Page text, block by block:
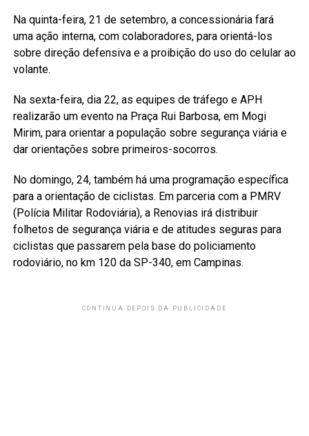
Na quinta-feira, 21 de setembro, a concessionária fará
uma ação interna, com colaboradores, para orientá-los
sobre direção defensiva e a proibição do uso do celular ao
volante.
Na sexta-feira, dia 22, as equipes de tráfego e APH
realizarão um evento na Praça Rui Barbosa, em Mogi
Mirim, para orientar a população sobre segurança viária e
dar orientações sobre primeiros-socorros.
No domingo, 24, também há uma programação específica
para a orientação de ciclistas. Em parceria com a PMRV
(Polícia Militar Rodoviária), a Renovias irá distribuir
folhetos de segurança viária e de atitudes seguras para
ciclistas que passarem pela base do policiamento
rodoviário, no km 120 da SP-340, em Campinas.
CONTINUA DEPOIS DA PUBLICIDADE